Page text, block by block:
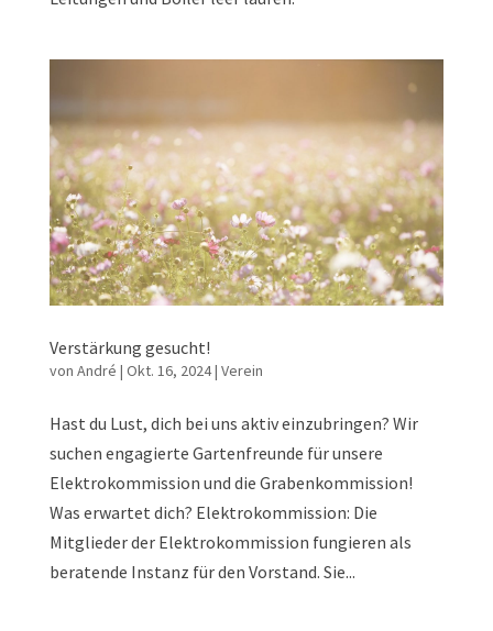
Verstärkung gesucht!
von André | Okt. 16, 2024| Verein
Hast du Lust, dich bei uns aktiv einzubringen? Wir
suchen engagierte Gartenfreunde für unsere
Elektrokommission und die Grabenkommission!
Was erwartet dich? Elektrokommission: Die
Mitglieder der Elektrokommission fungieren als
beratende Instanz für den Vorstand. Sie...